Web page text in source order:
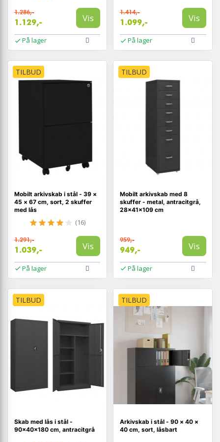
1.286,-
1.129,- Vis
På lager
1.414,-
1.099,- Vis
På lager
TILBUD
Mobilt arkivskab i stål - 39 ×
45 × 67 cm, sort, 2 skuffer
med lås
(16)
1.291,-
1.039,- Vis
På lager
TILBUD
Mobilt arkivskab med 8
skuffer - metal, antracitgrå,
28×41×109 cm
959,-
949,- Vis
På lager
TILBUD
Skab med lås i stål -
90×40×180 cm, antracitgrå
TILBUD
Arkivskab i stål - 90 × 40 ×
40 cm, sort, låsbart